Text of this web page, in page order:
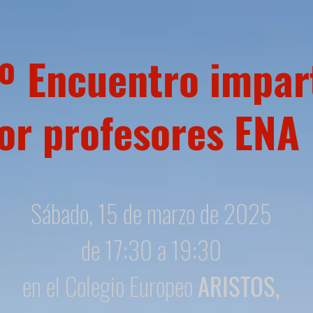
Encuentro
profesores ENA
Sábado, 15 de marzo de 2025
de 17:30 a 19:30
en el Colegio EuropeoARISTOS,